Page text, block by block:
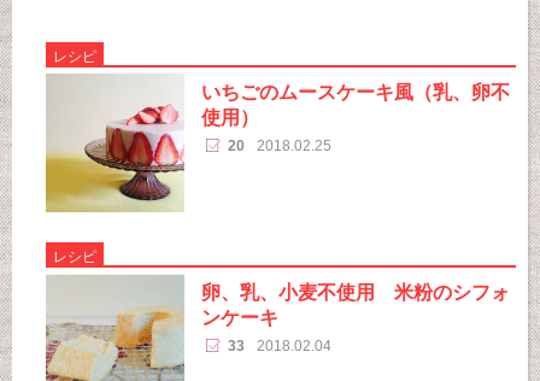
レシピ
いちごのムースケーキ風（乳、卵不
使用）
20 2018.02.25
レシピ
卵、乳、小麦不使用 米粉のシフォ
ンケーキ
33 2018.02.04